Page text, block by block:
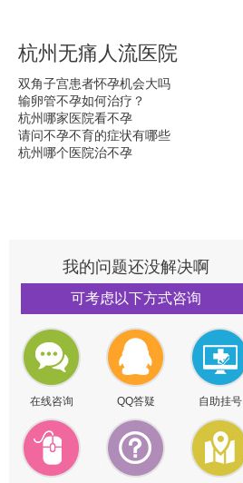
杭州无痛人流医院
双角子宫患者怀孕机会大吗
输卵管不孕如何治疗？
杭州哪家医院看不孕
请问不孕不育的症状有哪些
杭州哪个医院治不孕
我的问题还没解决啊
可考虑以下方式咨询
在线咨询 QQ答疑 自助挂号